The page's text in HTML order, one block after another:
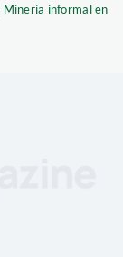
Minería informal en